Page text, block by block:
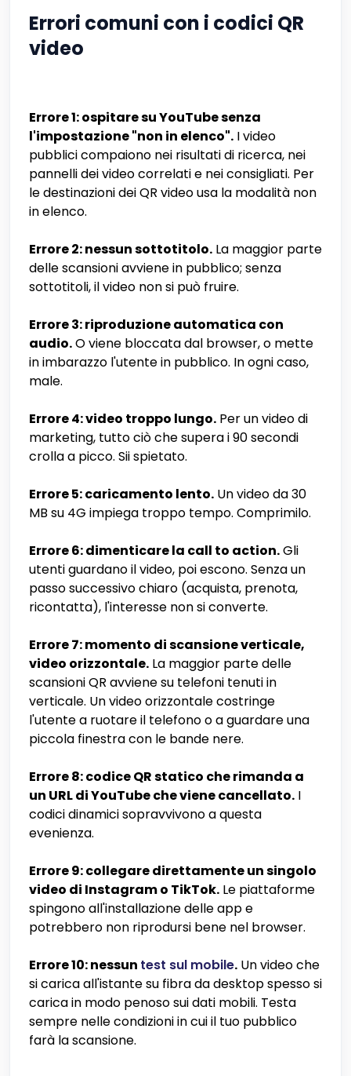
Errori comuni con i codici QR
video
Errore 1: ospitare su YouTube senza
l'impostazione "non in elenco". I video
pubblici compaiono nei risultati di ricerca, nei
pannelli dei video correlati e nei consigliati. Per
le destinazioni dei QR video usa la modalità non
in elenco.
Errore 2: nessun sottotitolo. La maggior parte
delle scansioni avviene in pubblico; senza
sottotitoli, il video non si può fruire.
Errore 3: riproduzione automatica con
audio.O viene bloccata dal browser, o mette
in imbarazzo l'utente in pubblico. In ogni caso,
male.
Errore 4: video troppo lungo. Per un video di
marketing, tutto ciò che supera i 90 secondi
crolla a picco. Sii spietato.
Errore 5: caricamento lento. Un video da 30
MB su 4G impiega troppo tempo. Comprimilo.
Errore 6: dimenticare la call to action.Gli
utenti guardano il video, poi escono. Senza un
passo successivo chiaro (acquista, prenota,
ricontatta), l'interesse non si converte.
Errore 7: momento di scansione verticale,
video orizzontale. La maggior parte delle
scansioni QR avviene su telefoni tenuti in
verticale. Un video orizzontale costringe
l'utente a ruotare il telefono o a guardare una
piccola finestra con le bande nere.
Errore 8: codice QR statico che rimanda a
un URL di YouTube che viene cancellato. I
codici dinamici sopravvivono a questa
evenienza.
Errore 9: collegare direttamente un singolo
video di Instagram o TikTok. Le piattaforme
spingono all'installazione delle app e
potrebbero non riprodursi bene nel browser.
Errore 10: nessun test sul mobile. Un video che
si carica all'istante su fibra da desktop spesso si
carica in modo penoso sui dati mobili. Testa
sempre nelle condizioni in cui il tuo pubblico
farà la scansione.